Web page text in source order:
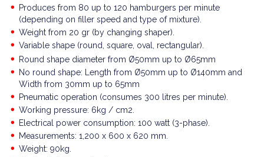
Produces from 80 up to 120 hamburgers per minute
(depending on filler speed and type of mixture).
Weight from 20 gr (by changing shaper).
Variable shape (round, square, oval, rectangular).
Round shape diameter from Ø50mm up to Ø65mm
No round shape: Length from Ø50mm up to Ø140mm and
Width from 30mm up to 65mm
Pneumatic operation (consumes 300 litres per minute).
Working pressure: 6kg / cm2.
Electrical power consumption: 100 watt (3-phase).
Measurements: 1,200 x 600 x 620 mm.
Weight: 90kg.